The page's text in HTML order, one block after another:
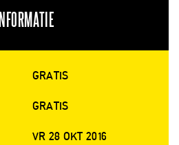
INFORMATIE
GRATIS
GRATIS
VR 28 OKT 2016